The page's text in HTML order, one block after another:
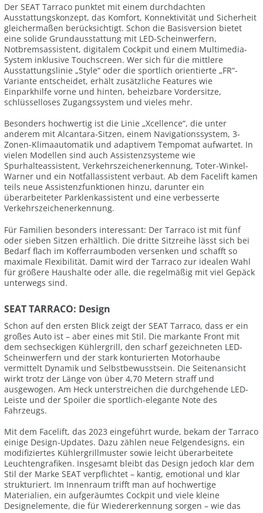
Der SEAT Tarraco punktet mit einem durchdachten
Ausstattungskonzept, das Komfort, Konnektivität und Sicherheit
gleichermaßen berücksichtigt. Schon die Basisversion bietet
eine solide Grundausstattung mit LED-Scheinwerfern,
Notbremsassistent, digitalem Cockpit und einem Multimedia-
System inklusive Touchscreen. Wer sich für die mittlere
Ausstattungslinie „Style“ oder die sportlich orientierte „FR“-
Variante entscheidet, erhält zusätzliche Features wie
Einparkhilfe vorne und hinten, beheizbare Vordersitze,
schlüsselloses Zugangssystem und vieles mehr.
Besonders hochwertig ist die Linie „Xcellence“, die unter
anderem mit Alcantara-Sitzen, einem Navigationssystem, 3-
Zonen-Klimaautomatik und adaptivem Tempomat aufwartet. In
vielen Modellen sind auch Assistenzsysteme wie
Spurhalteassistent, Verkehrszeichenerkennung, Toter-Winkel-
Warner und ein Notfallassistent verbaut. Ab dem Facelift kamen
teils neue Assistenzfunktionen hinzu, darunter ein
überarbeiteter Parklenkassistent und eine verbesserte
Verkehrszeichenerkennung.
Für Familien besonders interessant: Der Tarraco ist mit fünf
oder sieben Sitzen erhältlich. Die dritte Sitzreihe lässt sich bei
Bedarf flach im Kofferraumboden versenken und schafft so
maximale Flexibilität. Damit wird der Tarraco zur idealen Wahl
für größere Haushalte oder alle, die regelmäßig mit viel Gepäck
unterwegs sind.
SEAT TARRACO: Design
Schon auf den ersten Blick zeigt der SEAT Tarraco, dass er ein
großes Auto ist – aber eines mit Stil. Die markante Front mit
dem sechseckigen Kühlergrill, den scharf gezeichneten LED-
Scheinwerfern und der stark konturierten Motorhaube
vermittelt Dynamik und Selbstbewusstsein. Die Seitenansicht
wirkt trotz der Länge von über 4,70 Metern straff und
ausgewogen. Am Heck unterstreichen die durchgehende LED-
Leiste und der Spoiler die sportlich-elegante Note des
Fahrzeugs.
Mit dem Facelift, das 2023 eingeführt wurde, bekam der Tarraco
einige Design-Updates. Dazu zählen neue Felgendesigns, ein
modifiziertes Kühlergrillmuster sowie leicht überarbeitete
Leuchtengrafiken. Insgesamt bleibt das Design jedoch klar dem
Stil der Marke SEAT verpflichtet – kantig, emotional und klar
strukturiert. Im Innenraum trifft man auf hochwertige
Materialien, ein aufgeräumtes Cockpit und viele kleine
Designelemente, die für Wiedererkennung sorgen – wie das